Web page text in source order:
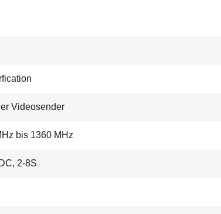
Videosender
bis 1360 MHz
2-8S